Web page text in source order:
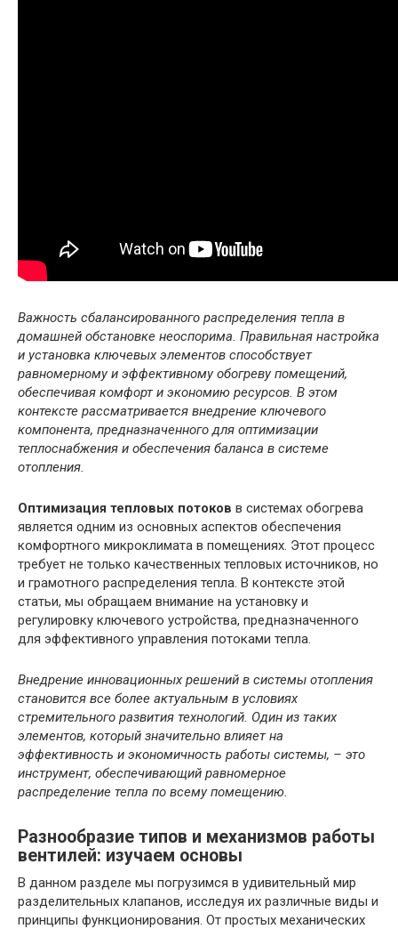
Важность сбалансированного распределения тепла в
домашней обстановке неоспорима. Правильная настройка
и установка ключевых элементов способствует
равномерному и эффективному обогреву помещений,
обеспечивая комфорт и экономию ресурсов. В этом
контексте рассматривается внедрение ключевого
компонента, предназначенного для оптимизации
теплоснабжения и обеспечения баланса в системе
отопления.
Оптимизация тепловых потоков в системах обогрева
является одним из основных аспектов обеспечения
комфортного микроклимата в помещениях. Этот процесс
требует не только качественных тепловых источников, но
и грамотного распределения тепла. В контексте этой
статьи, мы обращаем внимание на установку и
регулировку ключевого устройства, предназначенного
для эффективного управления потоками тепла.
Внедрение инновационных решений в системы отопления
становится все более актуальным в условиях
стремительного развития технологий. Один из таких
элементов, который значительно влияет на
эффективность и экономичность работы системы, – это
инструмент, обеспечивающий равномерное
распределение тепла по всему помещению.
Разнообразие типов и механизмов работы
вентилей: изучаем основы
В данном разделе мы погрузимся в удивительный мир
разделительных клапанов, исследуя их различные виды и
принципы функционирования. От простых механических